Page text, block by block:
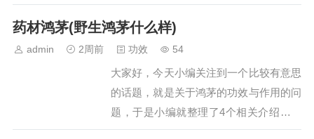
山虎的作用与功效的解答，让我们一起看
看吧。文章目录：爬山虎的药效与作用爬
山虎的功效与作用一、爬山虎的药效与作
用爬山虎具有祛风通络、活血解毒的药
效，可治疗风湿关节痛，外用可治疗跌打
损伤、痈疖肿毒…
药材鸿茅(野生鸿茅什么样)
admin 2周前 功效 54
大家好，今天小编关注到一个比较有意思
的话题，就是关于鸿茅的功效与作用的问
题，于是小编就整理了4个相关介绍鸿茅
的功效与作用的解答，让我们一起看看